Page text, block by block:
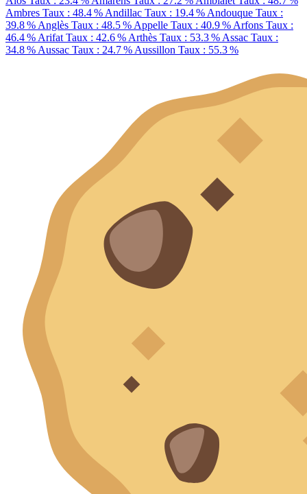
Ambres Taux : 48.4 % Andillac Taux : 19.4 % Andouque Taux :
39.8 % Anglès Taux : 48.5 % Appelle Taux : 40.9 % Arfons Taux :
46.4 % Arifat Taux : 42.6 % Arthès Taux : 53.3 % Assac Taux :
34.8 % Aussac Taux : 24.7 % Aussillon Taux : 55.3 %